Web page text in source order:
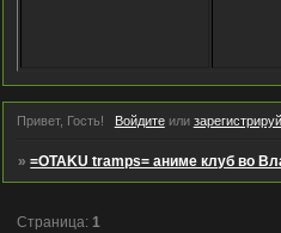
Привет, Гость! Войдитеили
»=OTAKU tramps= аниме клуб во
Страница:1